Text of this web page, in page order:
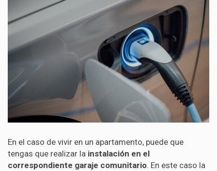
En el caso de vivir en un apartamento, puede que
tengas que realizar la instalación en el
correspondiente garaje comunitario. En este caso la